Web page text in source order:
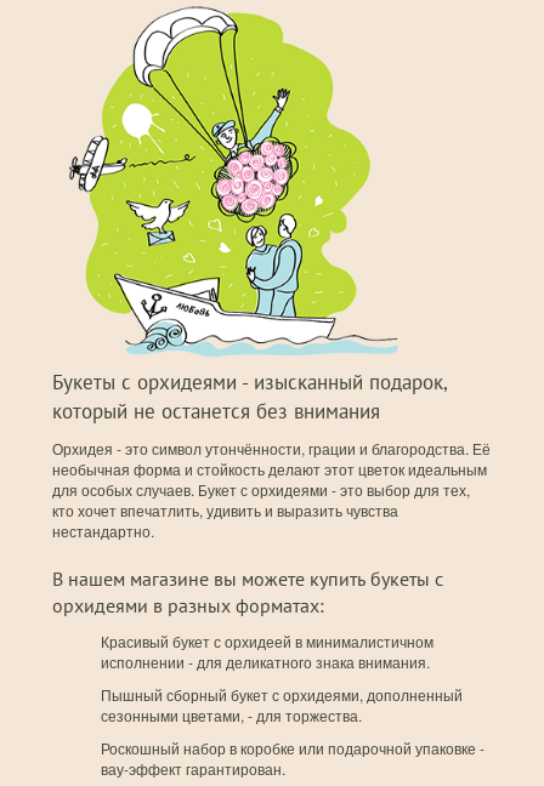
Букеты с орхидеями - изысканный подарок,
который не останется без внимания
Орхидея - это символ утончённости, грации и благородства. Её
необычная форма и стойкость делают этот цветок идеальным
для особых случаев. Букет с орхидеями - это выбор для тех,
кто хочет впечатлить, удивить и выразить чувства
нестандартно.
В нашем магазине вы можете купить букеты с
орхидеями в разных форматах:
Красивый букет с орхидеей в минималистичном
исполнении - для деликатного знака внимания.
Пышный сборный букет с орхидеями, дополненный
сезонными цветами, - для торжества.
Роскошный набор в коробке или подарочной упаковке -
вау-эффект гарантирован.